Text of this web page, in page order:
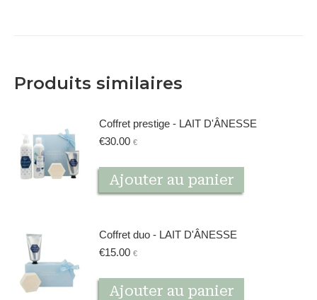
Produits similaires
Coffret prestige - LAIT D'ÂNESSE
€30.00 €
Ajouter au panier
Coffret duo - LAIT D'ÂNESSE
€15.00 €
Ajouter au panier